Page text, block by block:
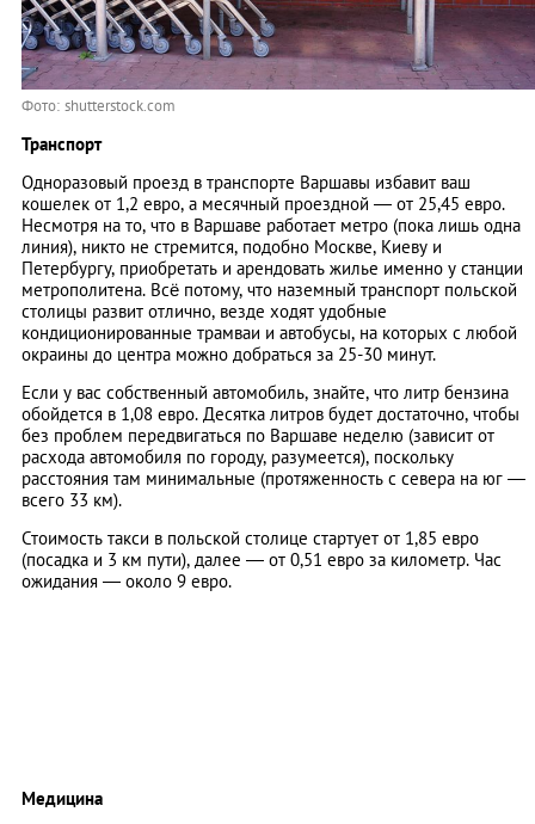
Фото: shutterstock.com
Транспорт
Одноразовый проезд в транспорте Варшавы избавит ваш
кошелек от 1,2 евро, а месячный проездной — от 25,45 евро.
Несмотря на то, что в Варшаве работает метро (пока лишь одна
линия), никто не стремится, подобно Москве, Киеву и
Петербургу, приобретать и арендовать жилье именно у станции
метрополитена. Всё потому, что наземный транспорт польской
столицы развит отлично, везде ходят удобные
кондиционированные трамваи и автобусы, на которых с любой
окраины до центра можно добраться за 25-30 минут.
Если у вас собственный автомобиль, знайте, что литр бензина
обойдется в 1,08 евро. Десятка литров будет достаточно, чтобы
без проблем передвигаться по Варшаве неделю (зависит от
расхода автомобиля по городу, разумеется), поскольку
расстояния там минимальные (протяженность с севера на юг —
всего 33 км).
Стоимость такси в польской столице стартует от 1,85 евро
(посадка и 3 км пути), далее — от 0,51 евро за километр. Час
ожидания — около 9 евро.
Медицина